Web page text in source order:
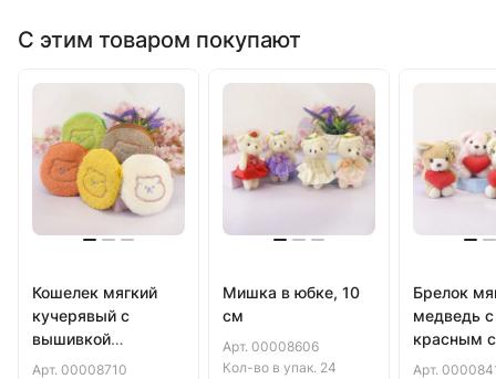
С этим товаром покупают
Кошелек мягкий
кучерявый с
вышивкой
медведя, 11 см
Арт. 00008710
Мишка в юбке, 10
см
Арт. 00008606
Кол-во в упак. 24
Брелок
медведь с
красным
11 см
Арт.